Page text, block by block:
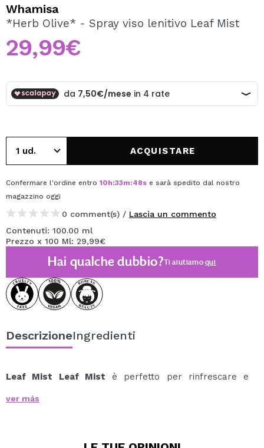
Creando un account su Maquibeauty.it potrai fare i tuoi
acquisti velocemente, controllare lo stato dei tuoi ordini e
consultare le tue operazioni precedenti.
CREARE UN ACCOUNT
Whamisa
*Herb Olive* - Spray viso lenitivo Leaf Mist
29,99€
ACQUISTARE
Confermare l'ordine entro 10h:33m:48s e sarà spedito dal nostro
magazzino oggi
0 comment(s) / Lascia un commento
Contenuti: 100.00 ml
Prezzo x 100 Ml: 29,99€
Hai qualche dubbio?Ti aiutiamoqui
DescrizioneIngredienti
Leaf Mist Leaf Mist è perfetto per rinfrescare e
Grazie alla sua formula vegana e naturale, ricca di aloe
ver más